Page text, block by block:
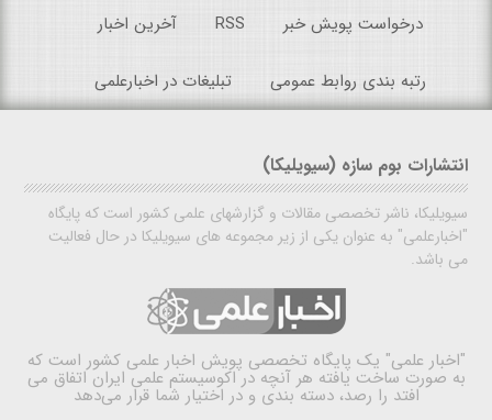
درخواست پویش خبر RSS آخرین اخبار
رتبه بندی روابط عمومی تبلیغات در اخبارعلمی
انتشارات بوم سازه (سیویلیکا)
سیویلیکا، ناشر تخصصی مقالات و گزارشهای علمی کشور است که پایگاه
"اخبارعلمی" به عنوان یکی از زیر مجموعه های سیویلیکا در حال فعالیت
می باشد.
"اخبار علمی" یک پایگاه تخصصی پویش اخبار علمی کشور است که
به صورت ساخت یافته هر آنچه در اکوسیستم علمی ایران اتفاق می
افتد را رصد، دسته بندی و در اختیار شما قرار می‌دهد